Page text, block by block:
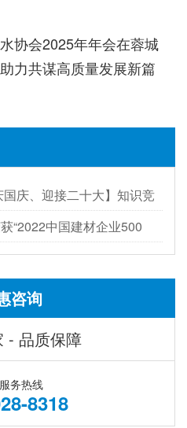
协会2025年年会在蓉城
力共谋高质量发展新篇
庆、迎接二十大】知识竞
“2022中国建材企业500
长性建材企业100强”荣誉称
咨询
- 品质保障
务热线
8318